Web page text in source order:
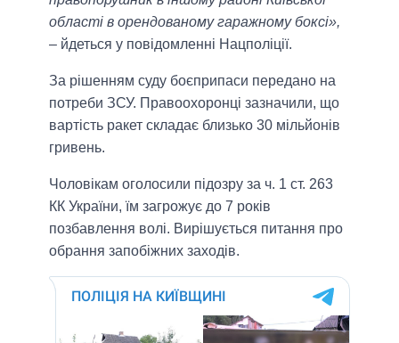
області в орендованому гаражному боксі»,
– йдеться у повідомленні Нацполіції.
За рішенням суду боєприпаси передано на
потреби ЗСУ. Правоохоронці зазначили, що
вартість ракет складає близько 30 мільйонів
гривень.
Чоловікам оголосили підозру за ч. 1 ст. 263
КК України, їм загрожує до 7 років
позбавлення волі. Вирішується питання про
обрання запобіжних заходів.